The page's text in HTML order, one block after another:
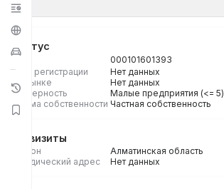
Статус
БИН
000101601393
Дата регистрации
Нет данных
На рынке
Нет данных
Размерность
Малые предприятия (<= 5)
Форма собственности Частная собственность
Реквизиты
Регион
Алматинская область
Юридический адрес
Нет данных